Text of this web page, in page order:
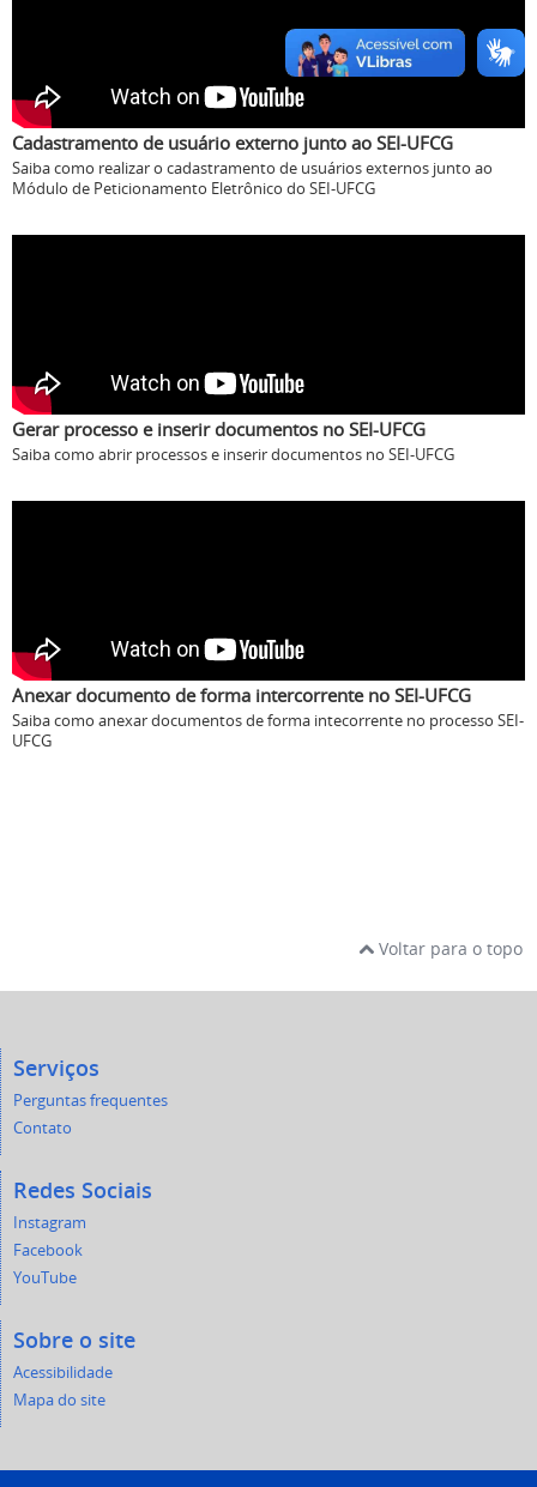
Cadastramento de usuário externo junto ao SEI-UFCG
Saiba como realizar o cadastramento de usuários externos junto ao
Módulo de Peticionamento Eletrônico do SEI-UFCG
Gerar processo e inserir documentos no SEI-UFCG
Saiba como abrir processos e inserir documentos no SEI-UFCG
Anexar documento de forma intercorrente no SEI-UFCG
Saiba como anexar documentos de forma intecorrente no processo SEI-
UFCG
Voltar para o topo
Serviços
Perguntas frequentes
Contato
Redes Sociais
Instagram
Facebook
YouTube
Sobre o site
Acessibilidade
Mapa do site